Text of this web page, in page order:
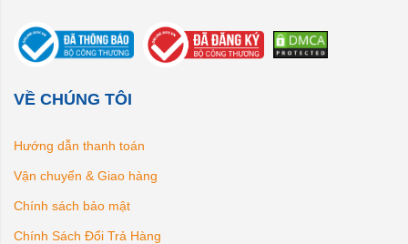
VỀ CHÚNG TÔI
Hướng dẫn thanh toán
Vận chuyển & Giao hàng
Chính sách bảo mật
Chính Sách Đổi Trả Hàng